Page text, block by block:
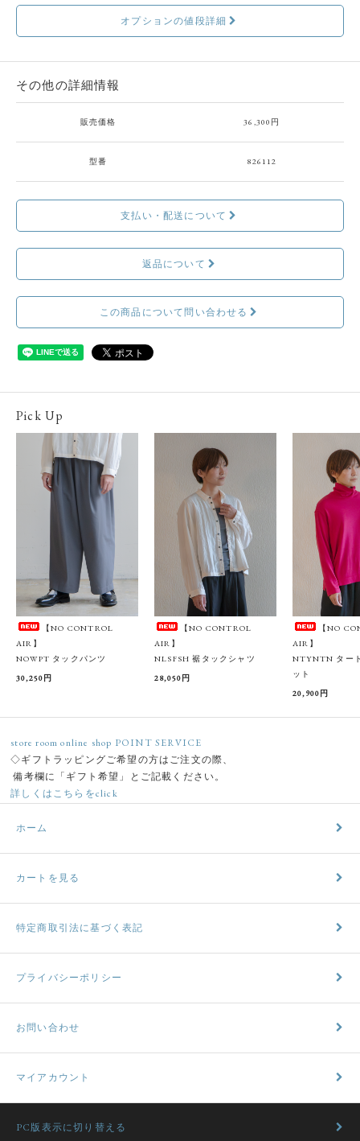
オプションの値段詳細
その他の詳細情報
販売価格 36,300円
型番 826112
支払い・配送について
返品について
この商品について問い合わせる
Pick Up
【NO CONTROL
AIR】
NOWPT タックパンツ
30,250円
【NO CONTROL
AIR】
NLSFSH 裾タックシャツ
28,050円
【NO
AIR】
NTYNTN ター
ット
20,900円
store room online shop POINT SERVICE
◇ギフトラッピングご希望の方はご注文の際、
備考欄に「ギフト希望」とご記載ください。
詳しくはこちらをclick
ホーム
カートを見る
特定商取引法に基づく表記
プライバシーポリシー
お問い合わせ
マイアカウント
PC版表示に切り替える